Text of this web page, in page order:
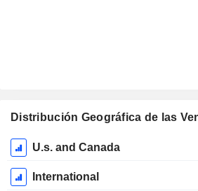
Distribución Geográfica de las
Período
fiscal:
Diciembre
U.s. and Canada
International